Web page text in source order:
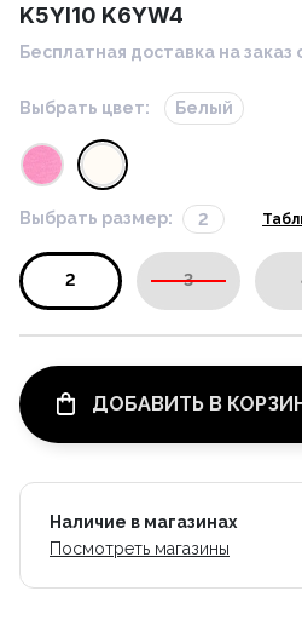
K5YI10 K6YW4
Бесплатная доставка на заказ
Выбрать цвет: Белый
Выбрать размер: 2
2 3
ДОБАВИТЬ В
Наличие в магазинах
Посмотреть магазины